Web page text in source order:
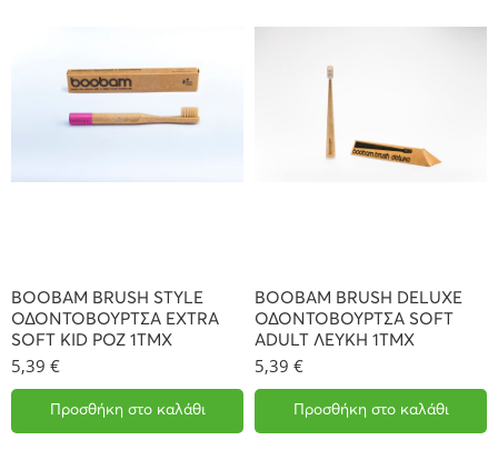
BOOBAM BRUSH STYLE
ΟΔΟΝΤΟΒΟΥΡΤΣΑ EXTRA
SOFT KID ΡΟΖ 1ΤΜΧ
5,39 €
Προσθήκη στο καλάθι
BOOBAM BRUSH DELUXE
ΟΔΟΝΤΟΒΟΥΡΤΣΑ SOFT
ADULT ΛΕΥΚΗ 1ΤΜΧ
5,39 €
Προσθήκη στο καλάθι